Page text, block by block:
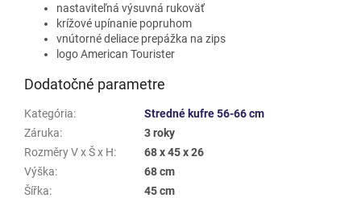
nastaviteľná výsuvná rukoväť
krížové upínanie popruhom
vnútorné deliace prepážka na zips
logo American Tourister
Dodatočné parametre
Kategória:
Stredné kufre 56-66 cm
Záruka:
3 roky
Rozměry V x Š x H:
68 x 45 x 26
Výška:
68 cm
Šířka:
45 cm